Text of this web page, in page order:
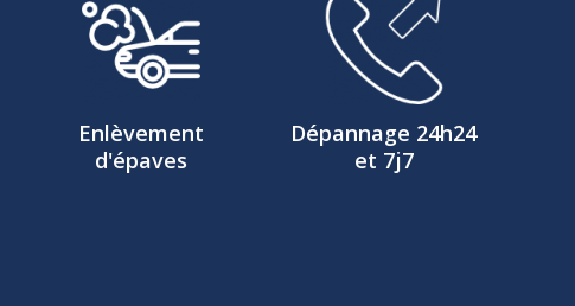
Enlèvement
d'épaves
Dépannage 24h24
et 7j7